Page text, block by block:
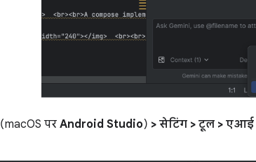
(macOS पर Android Studio) > सेटिंग > टूल > एआई